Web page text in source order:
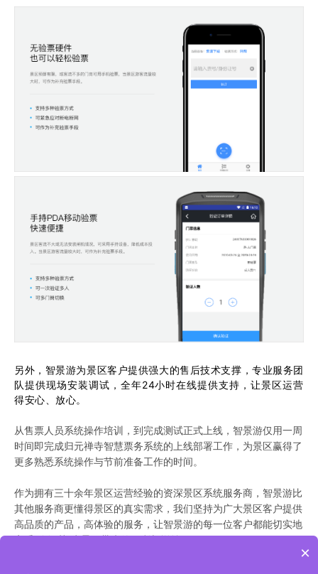
另外，智景游为景区客户提供强大的售后技术支撑，专业服务团
队提供现场安装调试，全年24小时在线提供支持，让景区运营
得安心、放心。
从售票人员系统操作培训，到完成测试正式上线，智景游仅用一周
时间即完成归元禅寺智慧票务系统的上线部署工作，为景区赢得了
更多熟悉系统操作与节前准备工作的时间。
作为拥有三十余年景区运营经验的资深景区系统服务商，智景游比
其他服务商更懂得景区的真实需求，我们坚持为广大景区客户提供
高品质的产品，高体验的服务，让智景游的每一位客户都能切实地
享受到“智慧”为景区带来的便利与增益。
×